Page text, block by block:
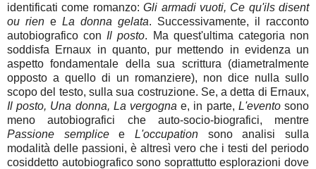
identificati come romanzo:Gli armadi vuoti, Ce qu'ils disent
ou rien e La donna gelata. Successivamente, il racconto
autobiografico con Il posto. Ma quest'ultima categoria non
soddisfa Ernaux in quanto, pur mettendo in evidenza un
aspetto fondamentale della sua scrittura (diametralmente
opposto a quello di un romanziere), non dice nulla sullo
scopo del testo, sulla sua costruzione. Se, a detta di Ernaux,
Il posto, Una donna, La vergogna e, in parte, L'eventosono
meno autobiografici che auto-socio-biografici, mentre
Passione sempliceeL'occupation sono analisi sulla
modalità delle passioni, è altresì vero che i testi del periodo
cosiddetto autobiografico sono soprattutto esplorazioni dove